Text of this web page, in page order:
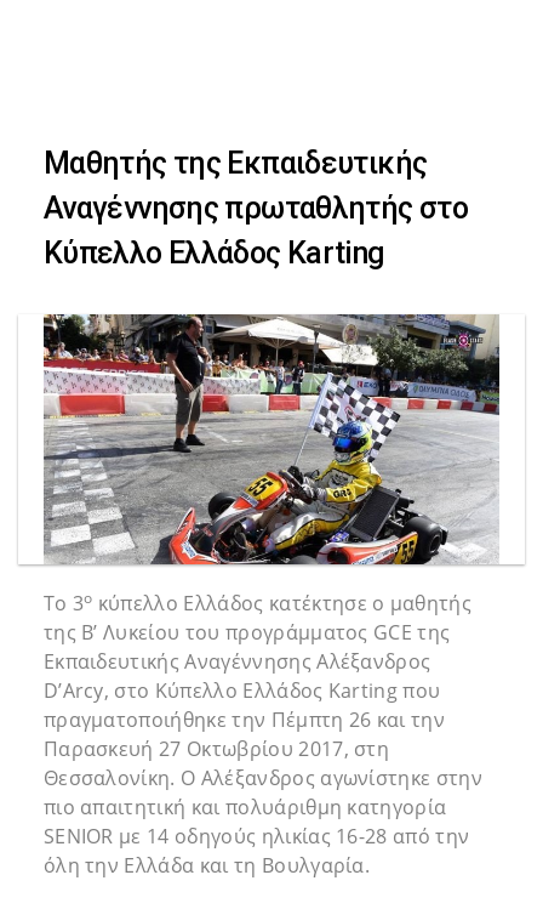
navigation
to
content
Μαθητής της Εκπαιδευτικής
Αναγέννησης πρωταθλητής στο
Κύπελλο Ελλάδος Karting
Το 3ο κύπελλο Ελλάδος κατέκτησε ο μαθητής
της Β’ Λυκείου του προγράμματος GCE της
Εκπαιδευτικής Αναγέννησης Αλέξανδρος
D’Arcy, στο Κύπελλο Ελλάδος Karting που
πραγματοποιήθηκε την Πέμπτη 26 και την
Παρασκευή 27 Οκτωβρίου 2017, στη
Θεσσαλονίκη. Ο Αλέξανδρος αγωνίστηκε στην
πιο απαιτητική και πολυάριθμη κατηγορία
SENIOR με 14 οδηγούς ηλικίας 16-28 από την
όλη την Ελλάδα και τη Βουλγαρία.